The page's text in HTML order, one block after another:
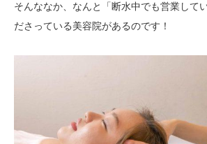
そんななか、なんと「断水中でも営業して
ださっている美容院があるのです！